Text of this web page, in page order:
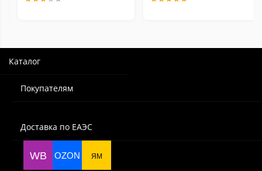
Каталог
Покупателям
Доставка по ЕАЭС
WB OZON ЯМ